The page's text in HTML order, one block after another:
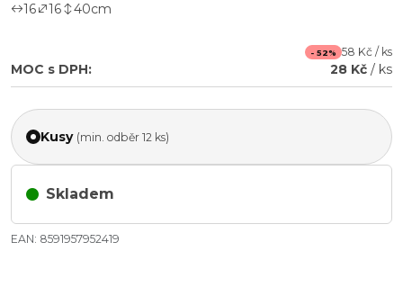
16 16 40cm
- 52% 58 Kč / ks
MOC s DPH: 28 Kč / ks
Kusy (min. odběr 12 ks)
Skladem
EAN: 8591957952419